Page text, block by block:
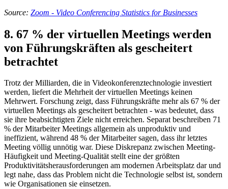
Source: Zoom - Video Conferencing Statistics for Businesses
8. 67 % der virtuellen Meetings werden
von Führungskräften als gescheitert
betrachtet
Trotz der Milliarden, die in Videokonferenztechnologie investiert
werden, liefert die Mehrheit der virtuellen Meetings keinen
Mehrwert. Forschung zeigt, dass Führungskräfte mehr als 67 % der
virtuellen Meetings als gescheitert betrachten - was bedeutet, dass
sie ihre beabsichtigten Ziele nicht erreichen. Separat beschreiben 71
% der Mitarbeiter Meetings allgemein als unproduktiv und
ineffizient, während 48 % der Mitarbeiter sagen, dass ihr letztes
Meeting völlig unnötig war. Diese Diskrepanz zwischen Meeting-
Häufigkeit und Meeting-Qualität stellt eine der größten
Produktivitätsherausforderungen am modernen Arbeitsplatz dar und
legt nahe, dass das Problem nicht die Technologie selbst ist, sondern
wie Organisationen sie einsetzen.